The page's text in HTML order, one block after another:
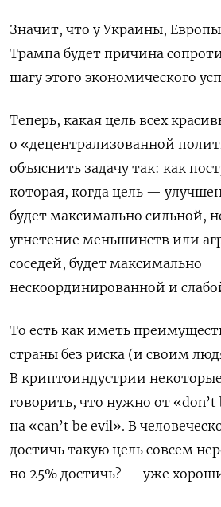
Значит, что у Украины,
Трампа будет причина
шагу этого экономического
Теперь, какая цель всех
о «децентрализованной
объяснить задачу так: как
которая, когда цель —
будет максимально сильной,
угнетение меньшинств или
соседей, будет максимально
нескоординированной и
То есть как иметь
страны без риска (и своим
В криптоиндустрии
говорить, что нужно от
на «can’t be evil». В
достичь такую цель совсем
но 25% достичь? — уже